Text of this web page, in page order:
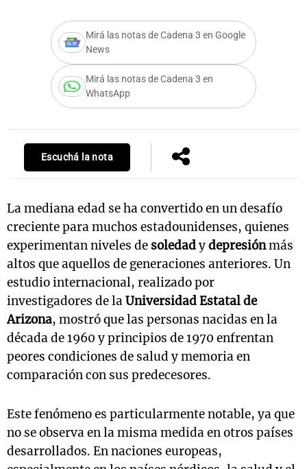
Mirá las notas de Cadena 3 en Google
News
Mirá las notas de Cadena 3 en
WhatsApp
Escuchá la nota
La mediana edad se ha convertido en un desafío
creciente para muchos estadounidenses, quienes
experimentan niveles de soledadydepresiónmás
altos que aquellos de generaciones anteriores. Un
estudio internacional, realizado por
investigadores de laUniversidad Estatal de
Arizona, mostró que las personas nacidas en la
década de 1960 y principios de 1970 enfrentan
peores condiciones de salud y memoria en
comparación con sus predecesores.
Este fenómeno es particularmente notable, ya que
no se observa en la misma medida en otros países
desarrollados. En naciones europeas,